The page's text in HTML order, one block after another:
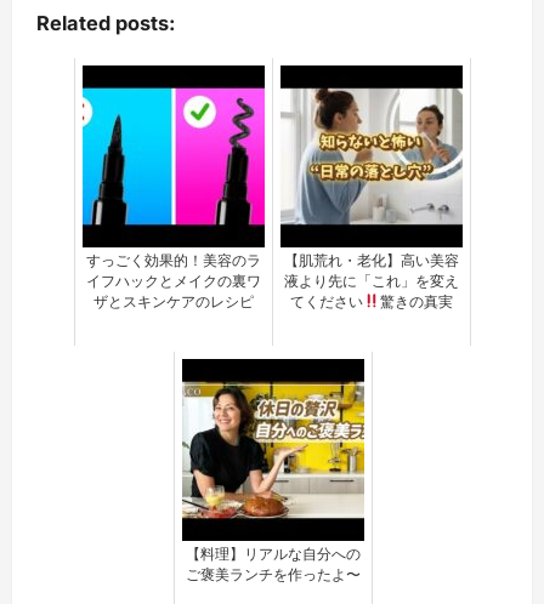
Related posts:
すっごく効果的！美容のラ
イフハックとメイクの裏ワ
ザとスキンケアのレシピ
【肌荒れ・老化】高い美容
液より先に「これ」を変え
てください
驚きの真実
【料理】リアルな自分への
ご褒美ランチを作ったよ〜